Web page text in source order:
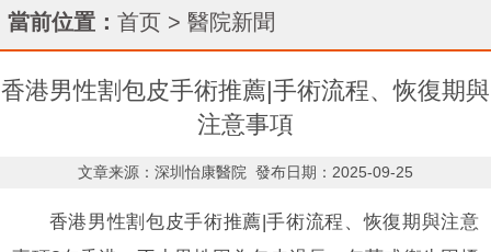
當前位置： 首页 > 醫院新聞
香港男性割包皮手術推薦|手術流程、恢復期與
注意事項
文章来源：深圳怡康醫院 發布日期：2025-09-25
香港男性割包皮手術推薦|手術流程、恢復期與注意